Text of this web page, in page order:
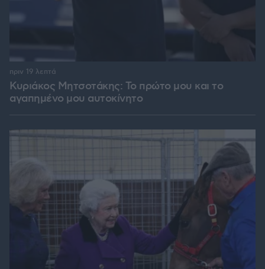
Κυριάκος Μητσοτάκης: Το πρώτο μου και το
αγαπημένο μου αυτοκίνητο
πριν 19 λεπτά